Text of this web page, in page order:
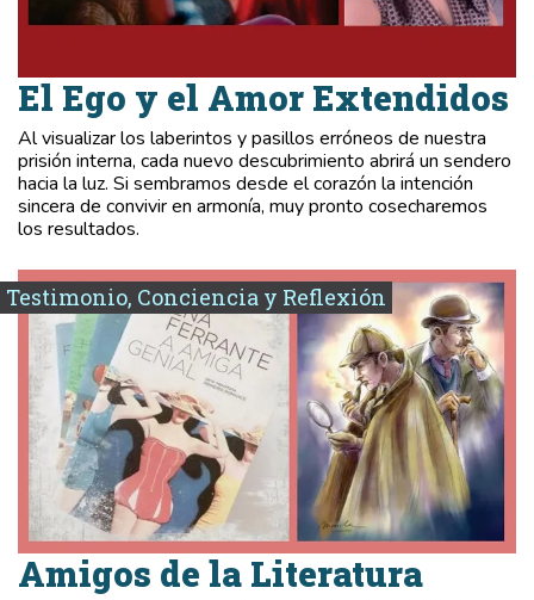
El Ego y el Amor Extendidos
Al visualizar los laberintos y pasillos erróneos de nuestra
prisión interna, cada nuevo descubrimiento abrirá un sendero
hacia la luz. Si sembramos desde el corazón la intención
sincera de convivir en armonía, muy pronto cosecharemos
los resultados.
Testimonio, Conciencia y Reflexión
Amigos de la Literatura